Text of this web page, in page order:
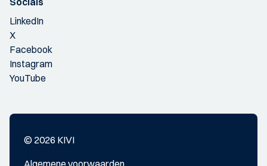
LinkedIn
X
Facebook
Instagram
YouTube
© 2026 KIVI
Algemene voorwaarden